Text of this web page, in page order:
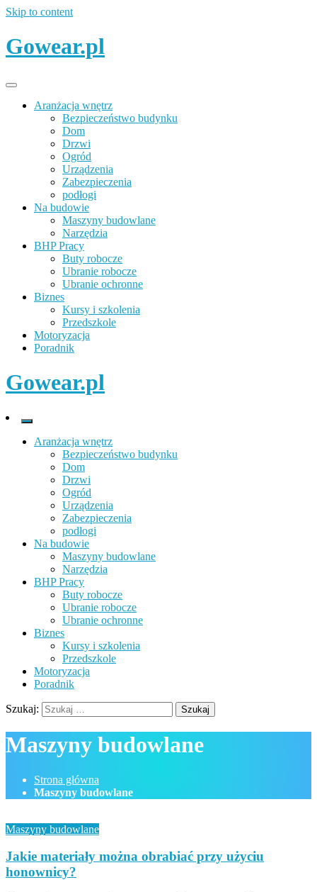
Skip to content
Gowear.pl
Aranżacja wnętrz
Bezpieczeństwo budynku
Dom
Drzwi
Ogród
Urządzenia
Zabezpieczenia
podłogi
Na budowie
Maszyny budowlane
Narzędzia
BHP Pracy
Buty robocze
Ubranie robocze
Ubranie ochronne
Biznes
Kursy i szkolenia
Przedszkole
Motoryzacja
Poradnik
Gowear.pl
Aranżacja wnętrz
Bezpieczeństwo budynku
Dom
Drzwi
Ogród
Urządzenia
Zabezpieczenia
podłogi
Na budowie
Maszyny budowlane
Narzędzia
BHP Pracy
Buty robocze
Ubranie robocze
Ubranie ochronne
Biznes
Kursy i szkolenia
Przedszkole
Motoryzacja
Poradnik
Szukaj:
Maszyny budowlane
Strona główna
Maszyny budowlane
Maszyny budowlane
Jakie materiały można obrabiać przy użyciu
honownicy?